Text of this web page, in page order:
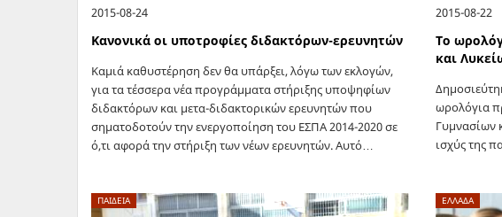
2015-08-24
Κανονικά οι υποτροφίες διδακτόρων-ερευνητών
Καμιά καθυστέρηση δεν θα υπάρξει, λόγω των εκλογών,
για τα τέσσερα νέα προγράμματα στήριξης υποψηφίων
διδακτόρων και μετα-διδακτορικών ερευνητών που
σηματοδοτούν την ενεργοποίηση του ΕΣΠΑ 2014-2020 σε
ό,τι αφορά την στήριξη των νέων ερευνητών. Αυτό…
2015-08-22
Το
και
ωρολόγια
Γυμνασίων
ισχύς της
ΠΑΙΔΕΙΑ ΕΛΛΑΔΑ